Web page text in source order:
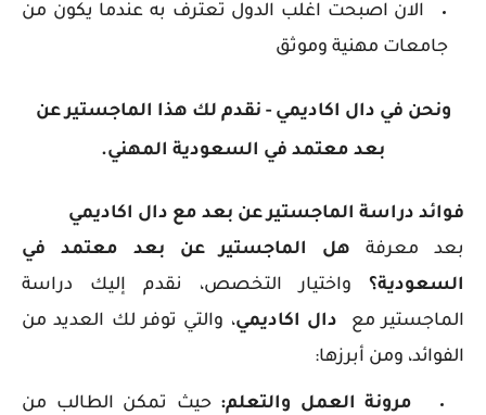
الان اصبحت اغلب الدول تعترف به عندما يكون من
جامعات مهنية وموثق
ونحن في دال اكاديمي - نقدم لك هذا الماجستير عن
بعد معتمد في السعودية المهني.
فوائد دراسة الماجستير عن بعد مع دال اكاديمي
بعد معرفة هل الماجستير عن بعد معتمد في
السعودية؟ واختيار التخصص، نقدم إليك دراسة
الماجستير مع دال اكاديمي، والتي توفر لك العديد من
الفوائد، ومن أبرزها:
مرونة العمل والتعلم: حيث تمكن الطالب من